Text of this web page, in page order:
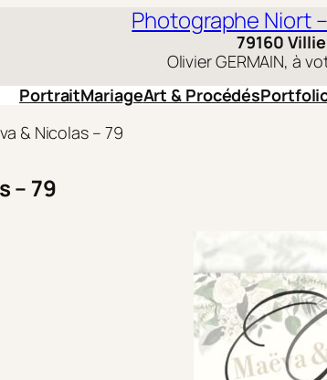
Photographe Niort
79160
Olivier GERMAIN, à
PortraitMariageArt & Procédés
& Nicolas – 79
– 79